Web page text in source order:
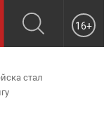
16+
стал